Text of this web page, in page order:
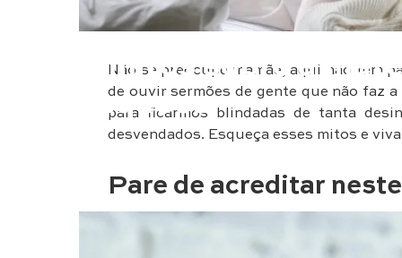
8 mitos sobre a
esquecer
Não se preocupe mamãe, aqui não tem
de ouvir sermões de gente que não faz
para ficarmos blindadas de tanta
desvendados. Esqueça esses mitos e
Pare de acreditar